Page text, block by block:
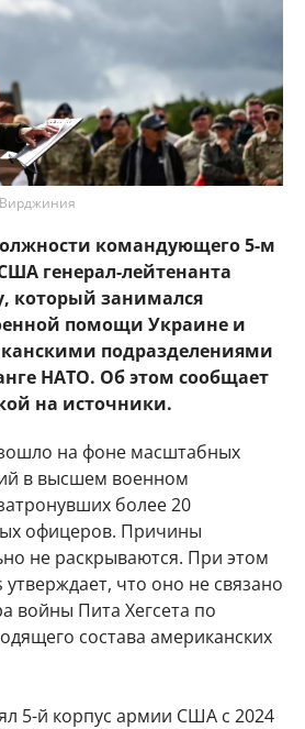
командующего 5-м
генерал-лейтенанта
который занимался
помощи Украине и
подразделениями
НАТО. Об этом сообщает
на источники.
на фоне масштабных
в высшем военном
более 20
офицеров. Причины
не раскрываются. При этом
утверждает, что оно не связано
войны Пита Хегсета по
состава американских
5-й корпус армии США с 2024